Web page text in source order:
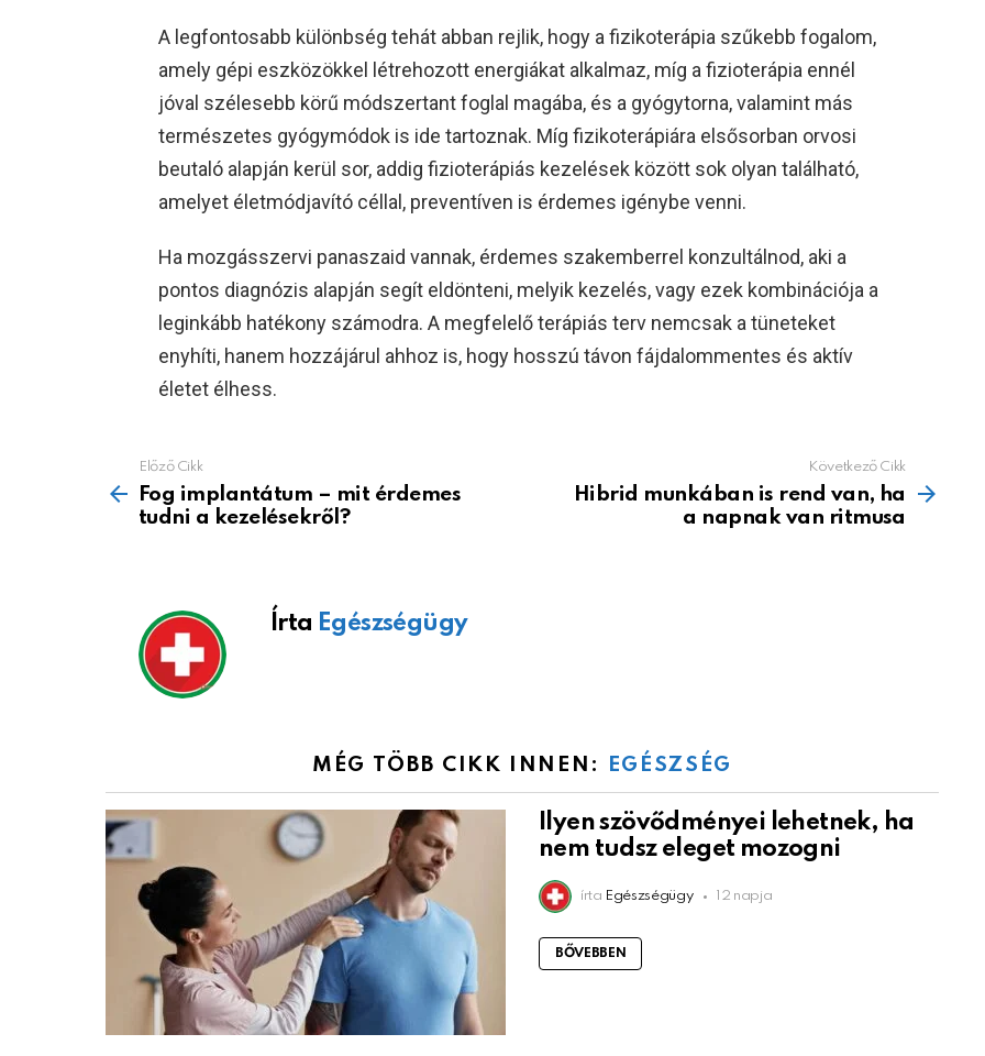
A legfontosabb különbség tehát abban rejlik, hogy a fizikoterápia szűkebb fogalom,
amely gépi eszközökkel létrehozott energiákat alkalmaz, míg a fizioterápia ennél
jóval szélesebb körű módszertant foglal magába, és a gyógytorna, valamint más
természetes gyógymódok is ide tartoznak. Míg fizikoterápiára elsősorban orvosi
beutaló alapján kerül sor, addig fizioterápiás kezelések között sok olyan található,
amelyet életmódjavító céllal, preventíven is érdemes igénybe venni.
Ha mozgásszervi panaszaid vannak, érdemes szakemberrel konzultálnod, aki a
pontos diagnózis alapján segít eldönteni, melyik kezelés, vagy ezek kombinációja a
leginkább hatékony számodra. A megfelelő terápiás terv nemcsak a tüneteket
enyhíti, hanem hozzájárul ahhoz is, hogy hosszú távon fájdalommentes és aktív
életet élhess.
more
Előző Cikk
Fog implantátum – mit érdemes
tudni a kezelésekről?
Következő Cikk
Hibrid munkában is rend van, ha
a napnak van ritmusa
Írta Egészségügy
MÉG TÖBB CIKK INNEN: EGÉSZSÉG
Ilyen szövődményei lehetnek, ha
nem tudsz eleget mozogni
írta Egészségügy 12 napja
BŐVEBBEN